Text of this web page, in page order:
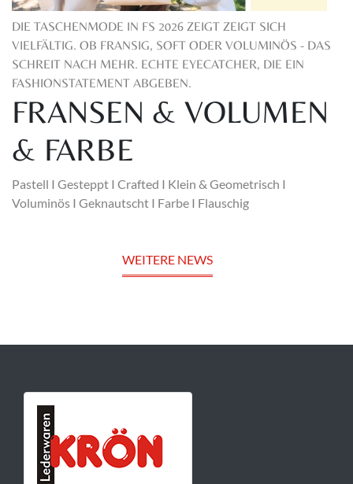
DIE TASCHENMODE IN FS 2026 ZEIGT ZEIGT SICH
VIELFÄLTIG. OB FRANSIG, SOFT ODER VOLUMINÖS - DAS
SCHREIT NACH MEHR. ECHTE EYECATCHER, DIE EIN
FASHIONSTATEMENT ABGEBEN.
FRANSEN & VOLUMEN
& FARBE
Pastell I Gesteppt I Crafted I Klein & Geometrisch I
Voluminös I Geknautscht I Farbe I Flauschig
WEITERE NEWS